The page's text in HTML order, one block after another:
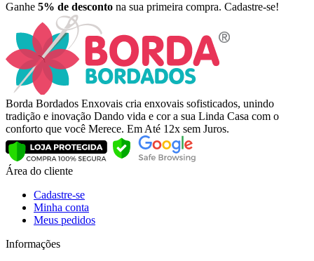
Ganhe 5% de desconto na sua primeira compra. Cadastre-se!
Borda Bordados Enxovais cria enxovais sofisticados, unindo
tradição e inovação Dando vida e cor a sua Linda Casa com o
conforto que você Merece. Em Até 12x sem Juros.
Área do cliente
Cadastre-se
Minha conta
Meus pedidos
Informações